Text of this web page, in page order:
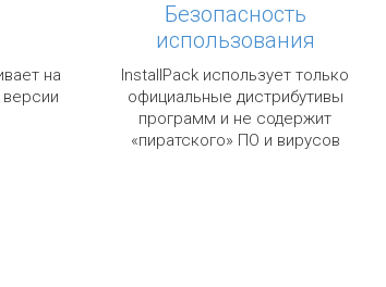
на
Безопасность
использования
InstallPack использует только
официальные дистрибутивы
программ и не содержит
«пиратского» ПО и вирусов